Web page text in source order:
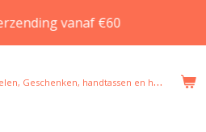
vanaf €60
Geschenken, handtassen en huisgeuren in Beveren